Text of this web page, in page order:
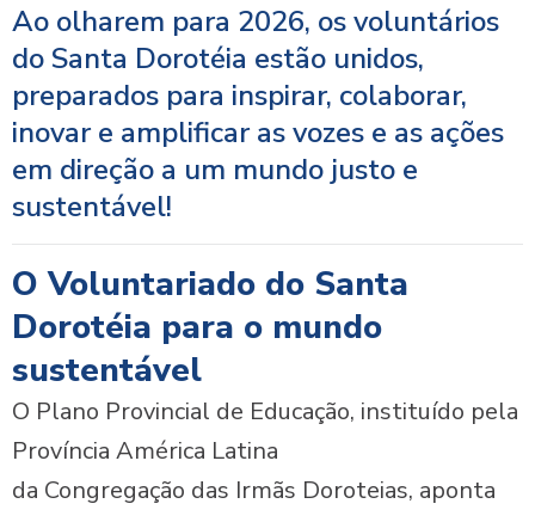
Ao olharem para 2026, os voluntários
do Santa Dorotéia estão unidos,
preparados para inspirar, colaborar,
inovar e amplificar as vozes e as ações
em direção a um mundo justo e
sustentável!
O Voluntariado do Santa
Dorotéia para o mundo
sustentável
O Plano Provincial de Educação, instituído pela
Província América Latina
da Congregação das Irmãs Doroteias, aponta